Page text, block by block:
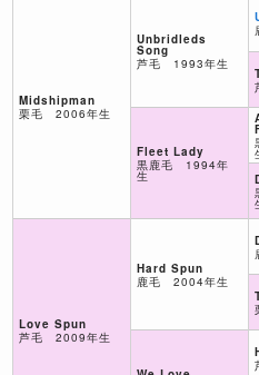
Midshipman
栗毛 2006年生
Love Spun
芦毛 2009年生
Unbridleds
Song
芦毛 1993年生
Fleet Lady
黒鹿毛 1994年
生
Hard Spun
鹿毛 2004年生